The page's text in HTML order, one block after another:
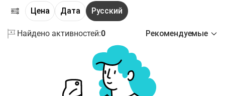
Цена Дата Русский
Найдено активностей:0 Рекомендуемые